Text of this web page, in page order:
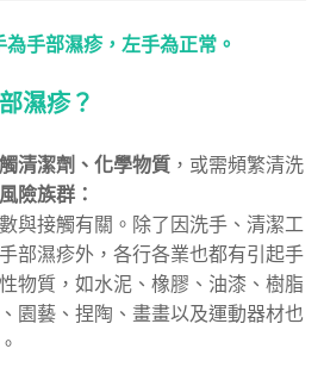
手部濕疹，左手為正常。
濕疹？
清潔劑、化學物質 ，或需頻繁清洗
險族群：
與接觸有關。除了因洗手、清潔工
部濕疹外，各行各業也都有引起手
物質，如水泥、橡膠、油漆、樹脂
園藝、捏陶、畫畫以及運動器材也